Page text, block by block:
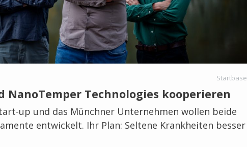
Startbase
NanoTemper Technologies kooperieren
up und das Münchner Unternehmen wollen beide
entwickelt. Ihr Plan: Seltene Krankheiten besser